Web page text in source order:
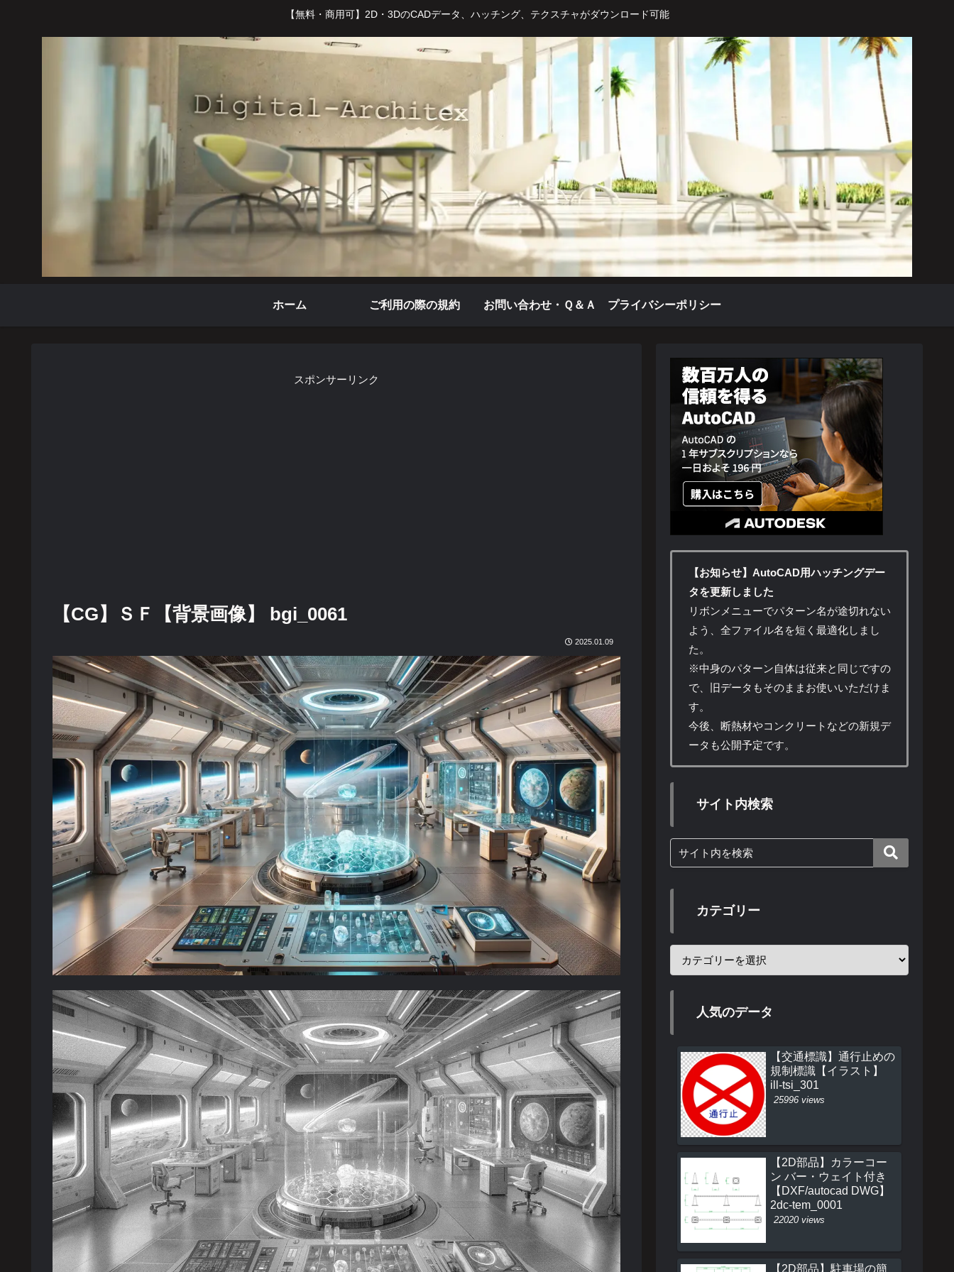
【無料・商用可】2D・3DのCADデータ、ハッチング、テクスチャがダウンロード可能
ホーム ご利用の際の規約 お問い合わせ・Ｑ＆Ａ プライバシーポリシー
スポンサーリンク
【CG】ＳＦ【背景画像】 bgi_0061
2025.01.09
【お知らせ】AutoCAD用ハッチングデー
タを更新しました
リボンメニューでパターン名が途切れない
よう、全ファイル名を短く最適化しまし
た。
※中身のパターン自体は従来と同じですの
で、旧データもそのままお使いいただけま
す。
今後、断熱材やコンクリートなどの新規デ
ータも公開予定です。
サイト内検索
カテゴリー
人気のデータ
【交通標識】通行止めの
規制標識【イラスト】
ill-tsi_301
25996 views
【2D部品】カラーコー
ン バー・ウェイト付き
【DXF/autocad DWG】
2dc-tem_0001
22020 views
【2D部品】駐車場の簡